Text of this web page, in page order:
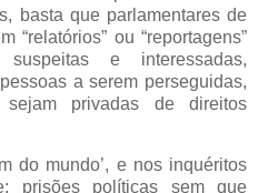
basta que parlamentares de
“relatórios” ou “reportagens”
e interessadas,
a serem perseguidas,
privadas de direitos
do mundo’, e nos inquéritos
prisões políticas sem que